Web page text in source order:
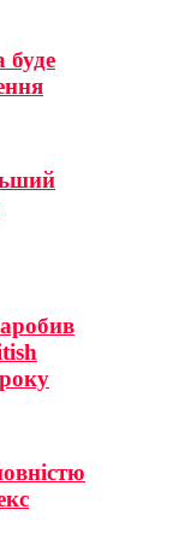
буде